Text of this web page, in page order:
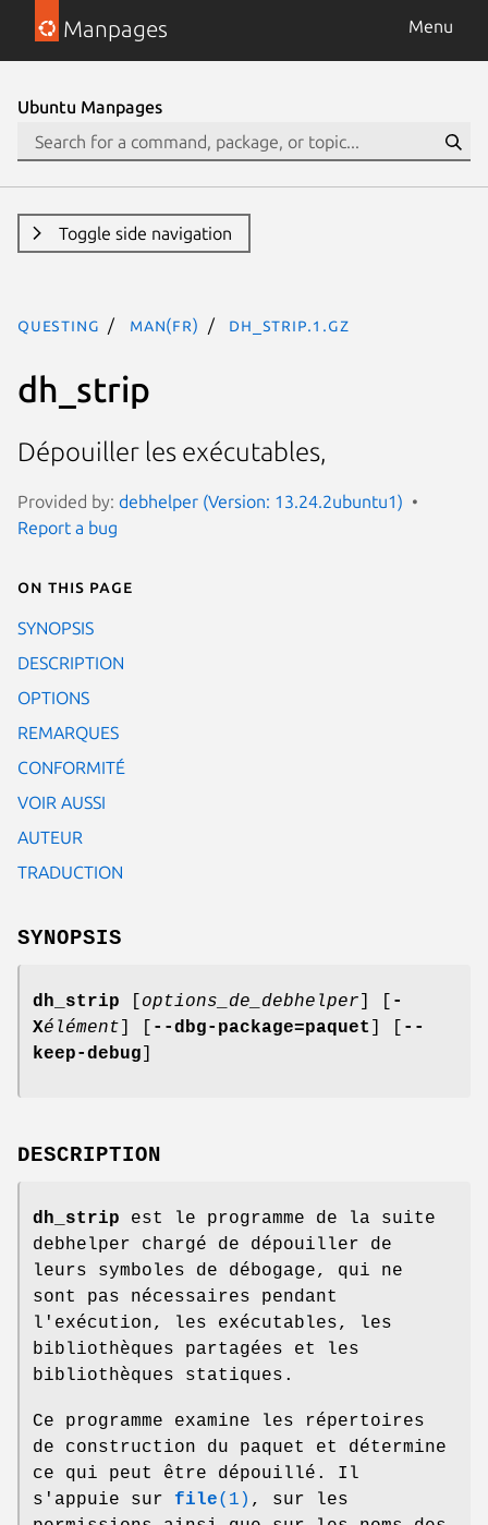
Manpages Menu
Ubuntu Manpages
Toggle side navigation
questing man(fr) dh_strip.1.gz
dh_strip
Dépouiller les exécutables,
Provided by: debhelper (Version: 13.24.2ubuntu1)
Report a bug
On this page
SYNOPSIS
DESCRIPTION
OPTIONS
REMARQUES
CONFORMITÉ
VOIR AUSSI
AUTEUR
TRADUCTION
SYNOPSIS
dh_strip options_de_debhelper
-
Xélément --dbg-package=paquet
--
keep-debug
DESCRIPTION
dh_strip est le programme de la suite
debhelper chargé de dépouiller de
leurs symboles de débogage, qui ne
sont pas nécessaires pendant
l'exécution, les exécutables, les
bibliothèques partagées et les
bibliothèques statiques.
Ce programme examine les répertoires
de construction du paquet et détermine
ce qui peut être dépouillé. Il
s'appuie sur file(1) , sur les